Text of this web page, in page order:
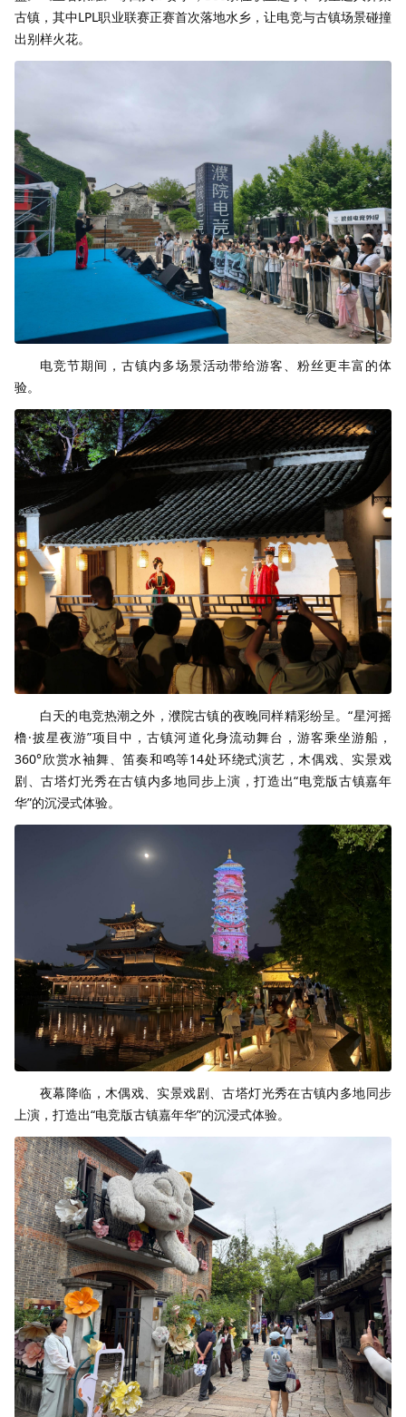
古镇，其中LPL职业联赛正赛首次落地水乡，让电竞与古镇场景碰撞
出别样火花。
电竞节期间，古镇内多场景活动带给游客、粉丝更丰富的体
验。
白天的电竞热潮之外，濮院古镇的夜晚同样精彩纷呈。“星河摇
橹·披星夜游”项目中，古镇河道化身流动舞台，游客乘坐游船，
360°欣赏水袖舞、笛奏和鸣等14处环绕式演艺，木偶戏、实景戏
剧、古塔灯光秀在古镇内多地同步上演，打造出“电竞版古镇嘉年
华”的沉浸式体验。
夜幕降临，木偶戏、实景戏剧、古塔灯光秀在古镇内多地同步
上演，打造出“电竞版古镇嘉年华”的沉浸式体验。